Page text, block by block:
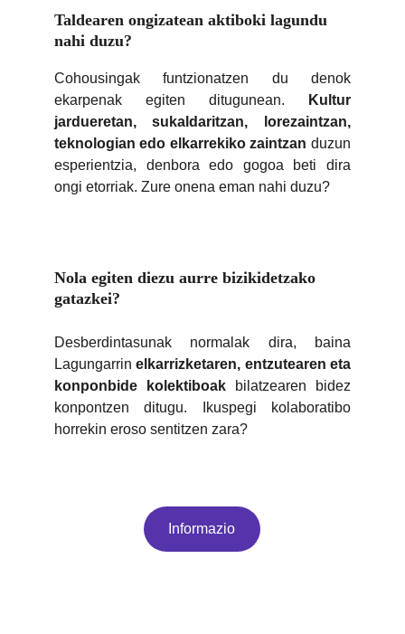
Taldearen ongizatean aktiboki lagundu
nahi duzu?
Cohousingak funtzionatzen du denok
ekarpenak egiten ditugunean.
Kultur
jardueretan, sukaldaritzan, lorezaintzan,
teknologian edo elkarrekiko zaintzan duzun
esperientzia, denbora edo gogoa beti dira
ongi etorriak. Zure onena eman nahi duzu?
Nola egiten diezu aurre bizikidetzako
gatazkei?
Desberdintasunak normalak dira, baina
Lagungarrinelkarrizketaren, entzutearen eta
konponbide kolektiboak bilatzearen bidez
konpontzen ditugu. Ikuspegi kolaboratibo
horrekin eroso sentitzen zara?
Informazio